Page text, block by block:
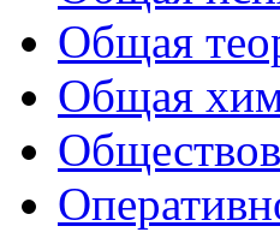
Общая
Общая